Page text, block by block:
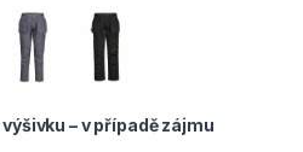
– v případě zájmu